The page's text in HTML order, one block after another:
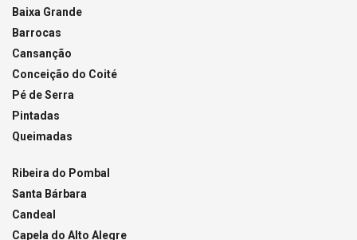
Baixa Grande
Barrocas
Cansanção
Conceição do Coité
Pé de Serra
Pintadas
Queimadas
Ribeira do Pombal
Santa Bárbara
Candeal
Capela do Alto Alegre